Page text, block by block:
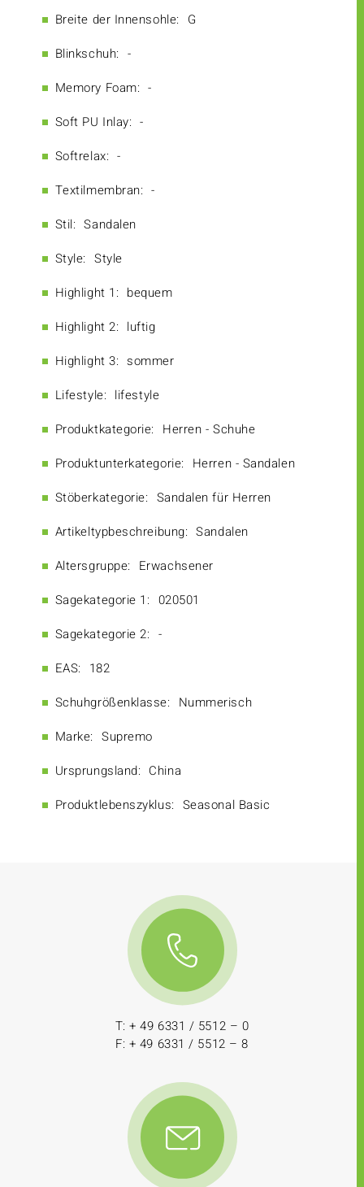
Breite der Innensohle: G
Blinkschuh: -
Memory Foam: -
Soft PU Inlay: -
Softrelax: -
Textilmembran: -
Stil: Sandalen
Style: Style
Highlight 1: bequem
Highlight 2: luftig
Highlight 3: sommer
Lifestyle: lifestyle
Produktkategorie: Herren - Schuhe
Produktunterkategorie: Herren - Sandalen
Stöberkategorie: Sandalen für Herren
Artikeltypbeschreibung: Sandalen
Altersgruppe: Erwachsener
Sagekategorie 1: 020501
Sagekategorie 2: -
EAS: 182
Schuhgrößenklasse: Nummerisch
Marke: Supremo
Ursprungsland: China
Produktlebenszyklus: Seasonal Basic
T: + 49 6331 / 5512 – 0
F: + 49 6331 / 5512 – 8